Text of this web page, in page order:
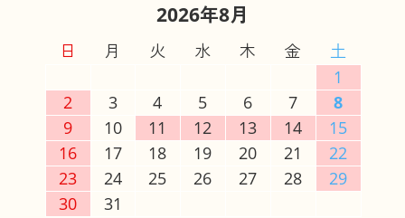
2026年8月
日 月 火 水 木 金
土
1
2
3 4 5 6 7
8
9
10 11 12 13 14
15
16
17 18 19 20 21
22
23
24 25 26 27 28
29
30
31